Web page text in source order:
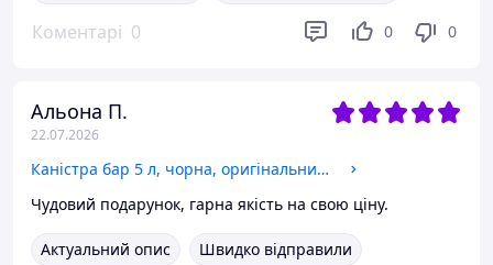
Коментарі 0 0 0
Альона П.
22.07.2026
Каністра бар 5 л, чорна, оригінальний подарунок чоловікові
Чудовий подарунок, гарна якість на свою ціну.
Актуальний опис
Швидко відправили